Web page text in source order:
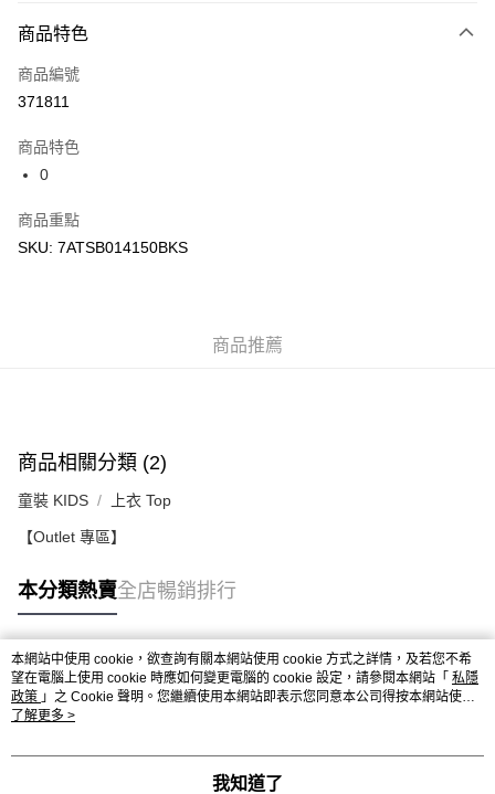
信用卡
Apple Pay
AlipayHK
WeChat Pay
每筆HK$50.00，滿HK$499.00或以上免運費
配送至澳門
商品特色
商品編號
371811
商品特色
0
商品重點
SKU: 7ATSB014150BKS
商品推薦
商品相關分類 (2)
童裝 KIDS 上衣 Top
【Outlet 專區】
本分類熱賣全店暢銷排行
熱門標籤
熱銷排行
本網站中使用 cookie，欲查詢有關本網站使用 cookie 方式之詳情，及若您不希
望在電腦上使用 cookie 時應如何變更電腦的 cookie 設定，請參閱本網站「 私隱
政策 」之 Cookie 聲明。您繼續使用本網站即表示您同意本公司得按本網站使用
條款之 Cookie 聲明使用 cookie。
了解更多 >
我知道了